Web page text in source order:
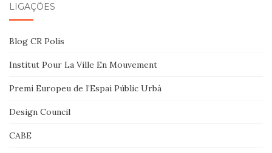
LIGAÇÕES
Blog CR Polis
Institut Pour La Ville En Mouvement
Premi Europeu de l’Espai Públic Urbà
Design Council
CABE